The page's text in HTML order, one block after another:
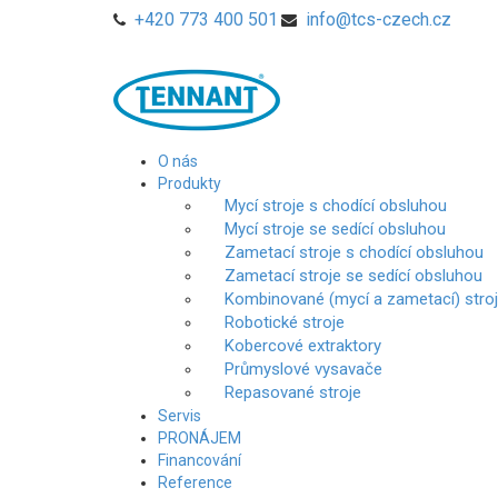
+420 773 400 501 info@tcs-czech.cz
O nás
Produkty
Mycí stroje s chodící obsluhou
Mycí stroje se sedící obsluhou
Zametací stroje s chodící obsluhou
Zametací stroje se sedící obsluhou
Kombinované (mycí a zametací)
Robotické stroje
Kobercové extraktory
Průmyslové vysavače
Repasované stroje
Servis
PRONÁJEM
Financování
Reference